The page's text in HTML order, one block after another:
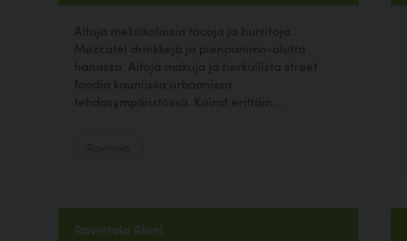
Aitoja meksikolaisia tacoja ja burritoja.
Mezcatel drinkkejä ja pienpanimo-olutta
hanassa. Aitoja makuja ja herkullista street
foodia kauniissa urbaanissa
tehdasympäristössä. Koirat erittäin...
Ravintola Rioni